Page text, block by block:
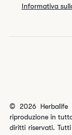
Informativa
© 2026 Herbalife
riproduzione in
diritti riservati.